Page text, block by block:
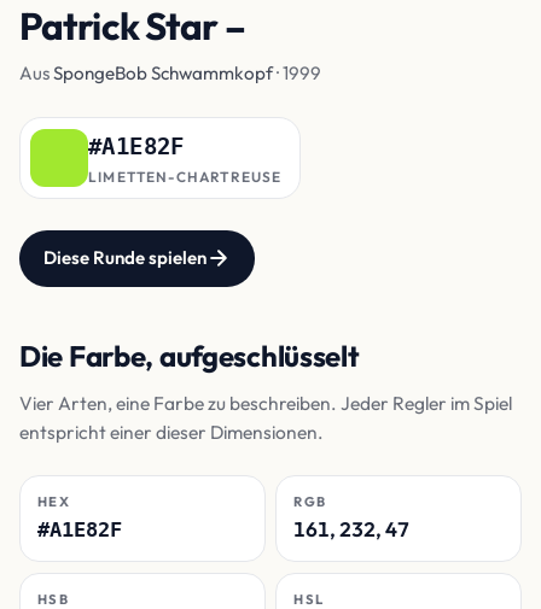
Patrick Star –
AusSpongeBob Schwammkopf· 1999
#A1E82F
LIMETTEN-CHARTREUSE
Diese Runde spielen
Die Farbe, aufgeschlüsselt
Vier Arten, eine Farbe zu beschreiben. Jeder Regler im Spiel
entspricht einer dieser Dimensionen.
HEX
#A1E82F
RGB
161, 232, 47
HSB HSL